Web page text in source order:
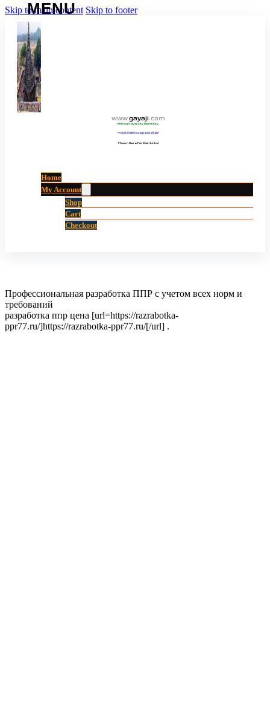
Skip to main content Skip to footer
www.gayaji.com
Making Gayaji City Digital City.
“गयाजी को डिजिटल शहर बनाने की ओर”
(Touch Here For Main Links)
Home
My Account
Shop
Cart
Checkout
Профессиональная разработка ППР с учетом всех норм и
требований
разработка ппр цена [url=https://razrabotka-
ppr77.ru/]https://razrabotka-ppr77.ru/[/url] .